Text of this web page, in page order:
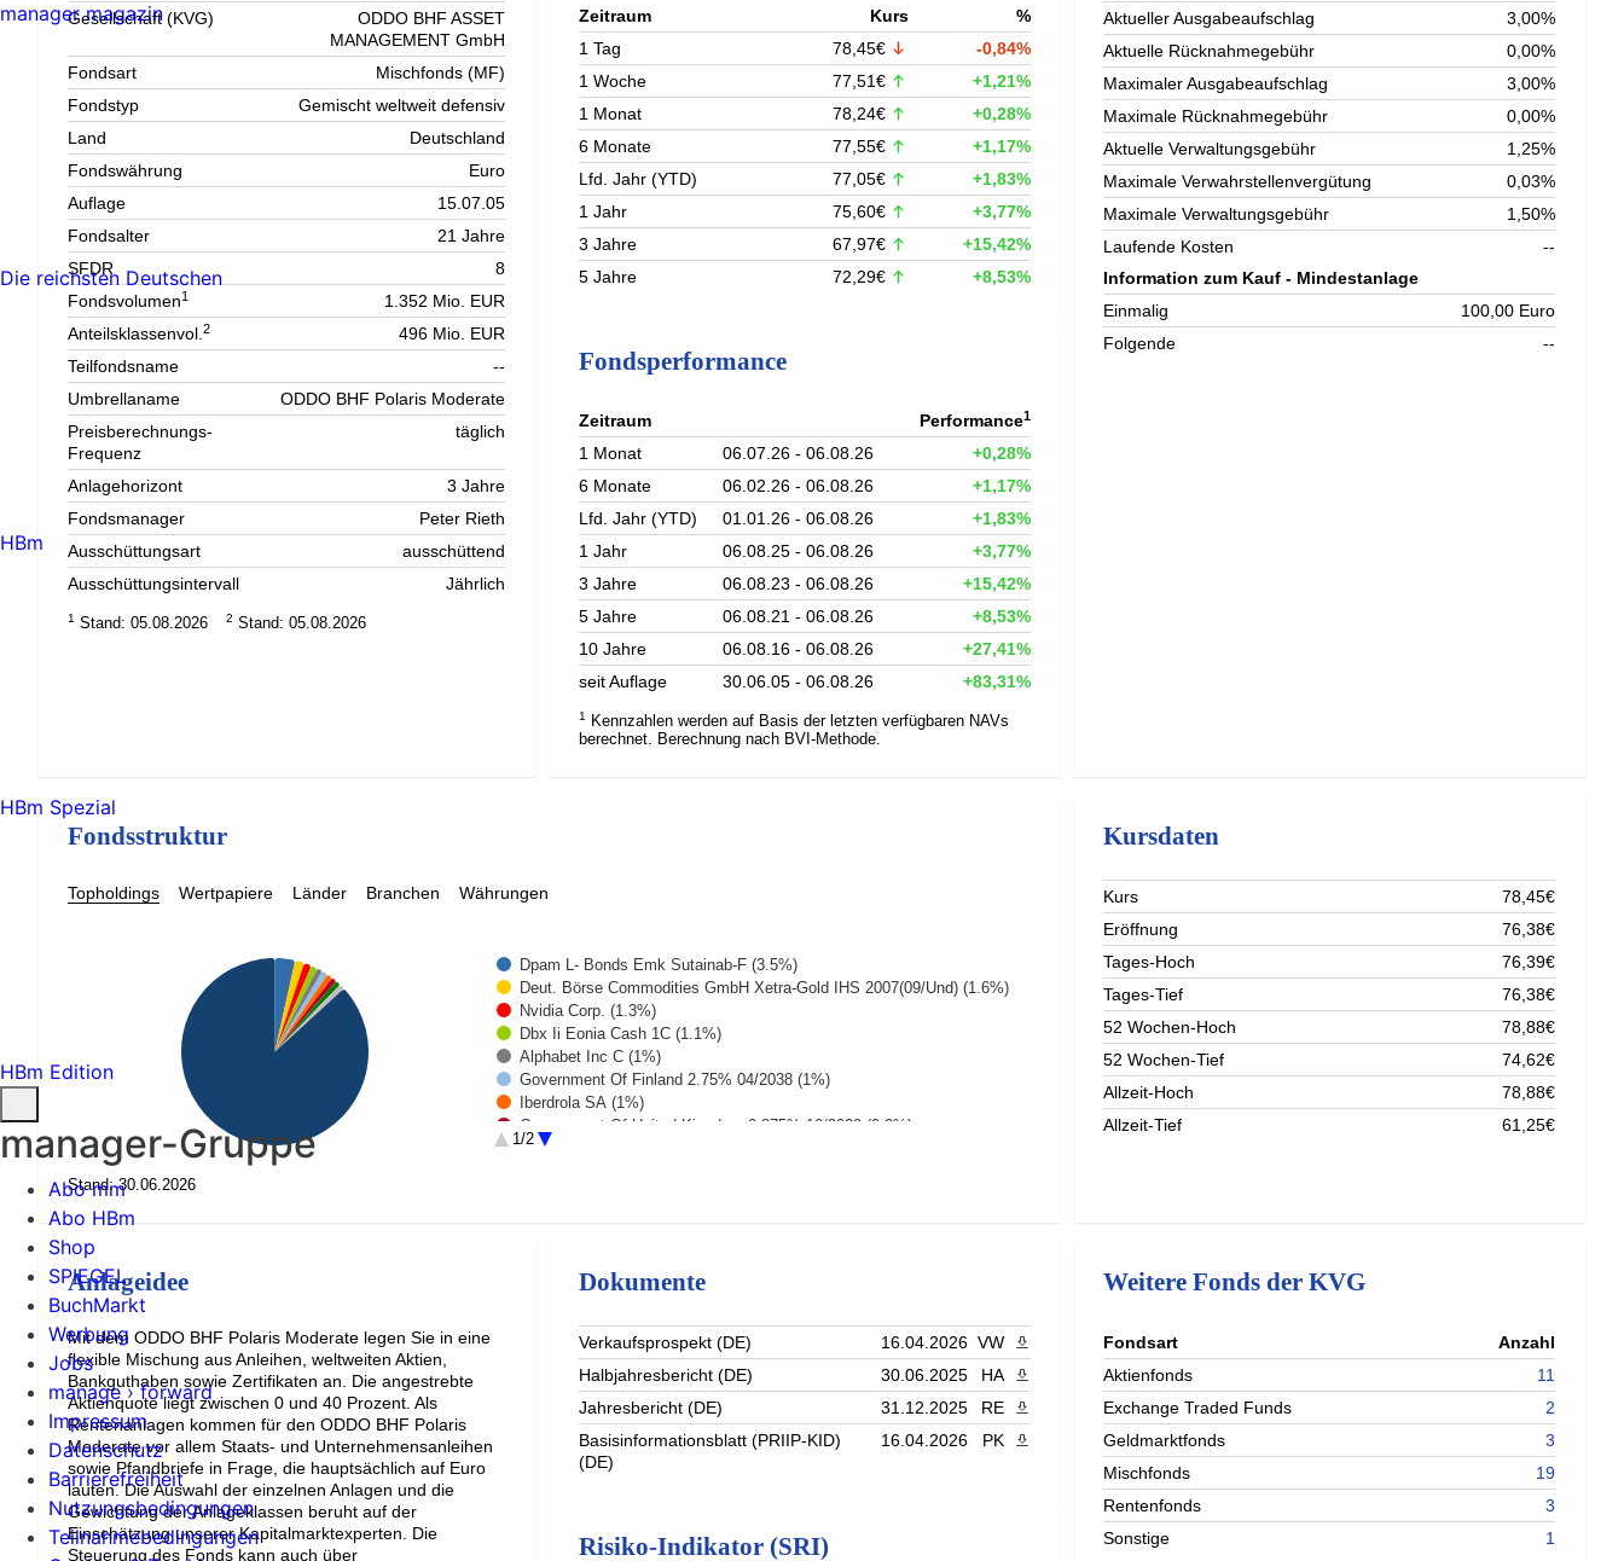
Gesellschaft (KVG)
ODDO BHF ASSET
MANAGEMENT GmbH
Fondsart
Mischfonds (MF)
Fondstyp
Gemischt weltweit defensiv
Land
Deutschland
Fondswährung
Euro
Auflage
15.07.05
Fondsalter
21 Jahre
SFDR
8
Fondsvolumen1
1.352 Mio. EUR
Anteilsklassenvol.2
496 Mio. EUR
Teilfondsname
--
Umbrellaname
ODDO BHF Polaris Moderate
Preisberechnungs-
Frequenz
täglich
Anlagehorizont
3 Jahre
Fondsmanager
Peter Rieth
Ausschüttungsart
ausschüttend
Ausschüttungsintervall
Jährlich
1 Stand: 05.08.2026 2 Stand: 05.08.2026
Zeitraum Kurs
%
1 Tag
78,45€
-0,84%
1 Woche
77,51€
+1,21%
1 Monat
78,24€
+0,28%
6 Monate
77,55€
+1,17%
Lfd. Jahr (YTD)
77,05€
+1,83%
1 Jahr
75,60€
+3,77%
3 Jahre
67,97€
+15,42%
5 Jahre
72,29€ +8,53%
Fondsperformance
Zeitraum Performance1
1 Monat 06.07.26 - 06.08.26
+0,28%
6 Monate
06.02.26 - 06.08.26
+1,17%
Lfd. Jahr (YTD)
01.01.26 - 06.08.26
+1,83%
1 Jahr
06.08.25 - 06.08.26
+3,77%
3 Jahre
06.08.23 - 06.08.26
+15,42%
5 Jahre
06.08.21 - 06.08.26
+8,53%
10 Jahre
06.08.16 - 06.08.26
+27,41%
seit Auflage
30.06.05 - 06.08.26 +83,31%
1
Kennzahlen werden auf Basis der letzten verfügbaren NAVs
berechnet. Berechnung nach BVI-Methode.
Aktueller Ausgabeaufschlag
3,00%
Aktuelle Rücknahmegebühr
0,00%
Maximaler Ausgabeaufschlag
3,00%
Maximale Rücknahmegebühr
0,00%
Aktuelle Verwaltungsgebühr
1,25%
Maximale Verwahrstellenvergütung
0,03%
Maximale Verwaltungsgebühr
1,50%
Laufende Kosten
--
Information zum Kauf - Mindestanlage
Einmalig
100,00 Euro
Folgende
--
Fondsstruktur
Topholdings Wertpapiere Länder Branchen Währungen
Dpam L- Bonds Emk Sutainab-F (3.5%)
Deut. Börse Commodities GmbH Xetra-Gold IHS 2007(09/Und) (1.6%)
Nvidia Corp. (1.3%)
Dbx Ii Eonia Cash 1C (1.1%)
Alphabet Inc C (1%)
Government Of Finland 2.75% 04/2038 (1%)
Iberdrola SA (1%)
Government Of United Kingdom 0.875% 10/2029 (0.9%)
Ishr Stoxx Eur 600 Banks De (0.9%)
1/2
Stand: 30.06.2026
Kursdaten
Kurs
78,45€
Eröffnung
76,38€
Tages-Hoch
76,39€
Tages-Tief
76,38€
52 Wochen-Hoch
78,88€
52 Wochen-Tief
74,62€
Allzeit-Hoch
78,88€
Allzeit-Tief
61,25€
Anlageidee
Mit dem ODDO BHF Polaris Moderate legen Sie in eine
flexible Mischung aus Anleihen, weltweiten Aktien,
Bankguthaben sowie Zertifikaten an. Die angestrebte
Aktienquote liegt zwischen 0 und 40 Prozent. Als
Rentenanlagen kommen für den ODDO BHF Polaris
Moderate vor allem Staats- und Unternehmensanleihen
sowie Pfandbriefe in Frage, die hauptsächlich auf Euro
lauten. Die Auswahl der einzelnen Anlagen und die
Gewichtung der Anlageklassen beruht auf der
Einschätzung unserer Kapitalmarktexperten. Die
Steuerung des Fonds kann auch über
Dokumente
Verkaufsprospekt (DE) 16.04.2026 VW
PDF herunterladen
Halbjahresbericht (DE)
30.06.2025 HA
PDF herunterladen
Jahresbericht (DE)
31.12.2025 RE
PDF herunterladen
Basisinformationsblatt (PRIIP-KID)
(DE)
16.04.2026 PK PDF herunterladen
Risiko-Indikator (SRI)
Weitere Fonds der KVG
Fondsart
Anzahl
Aktienfonds
11
Exchange Traded Funds
2
Geldmarktfonds
3
Mischfonds
19
Rentenfonds
3
Sonstige
1
manager magazin
Die reichsten Deutschen
HBm
HBm Spezial
HBm Edition
manager-Gruppe
Abo mm
Abo HBm
Shop
SPIEGEL
BuchMarkt
Werbung
Jobs
manage › forward
Impressum
Datenschutz
Barrierefreiheit
Nutzungsbedingungen
Teilnahmebedingungen